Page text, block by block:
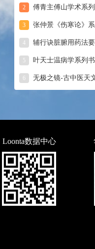
2 傅青主傅山学术系
3 张仲景《伤寒论》
4 辅行诀脏腑用药法要
5 叶天士温病学系列
6 无极之镜-古中医天
Loonta数据中心